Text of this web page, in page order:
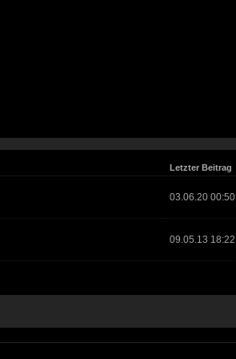
Letzter Beitrag
03.06.20 00:50
09.05.13 18:22